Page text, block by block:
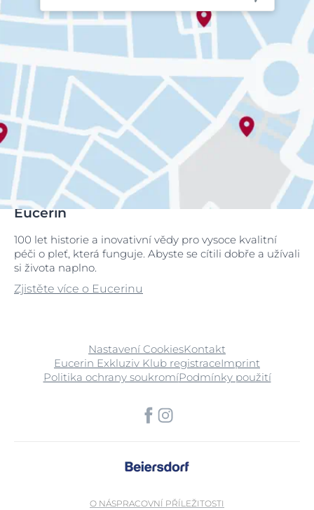
Eucerin
100 let historie a inovativní vědy pro vysoce kvalitní
péči o pleť, která funguje. Abyste se cítili dobře a užívali
si života naplno.
Zjistěte více o Eucerinu
Nastavení CookiesKontakt
Eucerin Exkluziv Klub registraceImprint
Politika ochrany soukromíPodmínky použití
O NÁSPRACOVNÍ PŘÍLEŽITOSTI